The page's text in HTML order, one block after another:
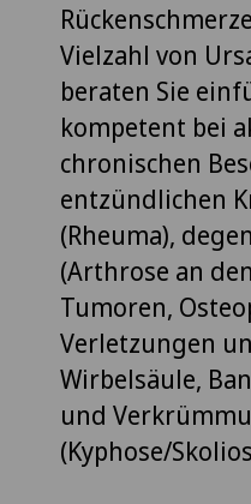
Vielzahl von
beraten Sie
kompetent bei
chronischen
entzündlichen
(Rheuma),
(Arthrose an
Tumoren,
Verletzungen
Wirbelsäule,
und
(Kyphose/